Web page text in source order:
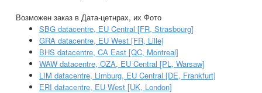
Возможен заказ в Дата-цетнрах, их Фото
SBG datacentre, EU Central [FR, Strasbourg]
GRA datacentre, EU West [FR, Lille]
BHS datacentre, CA East [QC, Montreal]
WAW datacentre, OZA, EU Central [PL, Warsaw]
LIM datacentre, Limburg, EU Central [DE, Frankfurt]
ERI datacentre, EU West [UK, London]